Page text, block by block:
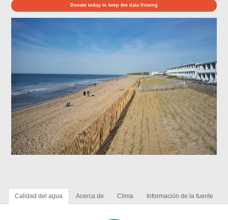
Donate today to keep the data flowing
Calidad del agua Acerca de Clima Información de la fuente